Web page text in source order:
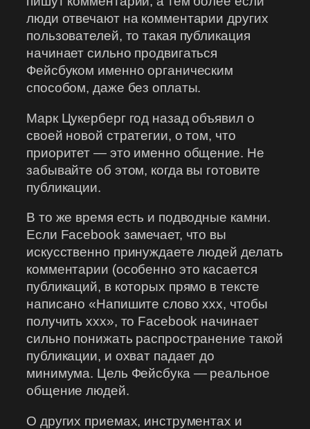
люди отвечают на комментарии других
пользователей, то такая публикация
начинает сильно продвигаться
Фейсбуком именно органическим
способом, даже без оплаты.
Марк Цукерберг год назад объявил о
своей новой стратегии, о том, что
приоритет — это именно общение. Не
забывайте об этом, когда вы готовите
публикации.
В то же время есть и подводные камни.
Если Facebook замечает, что вы
искусственно принуждаете людей делать
комментарии (особенно это касается
публикаций, в которых прямо в тексте
написано «Напишите слово ххх, чтобы
получить ххх», то Facebook начинает
сильно понижать распространение такой
публикации, и охват падает до
минимума. Цель Фейсбука — реальное
общение людей.
О других приемах, инструментах и